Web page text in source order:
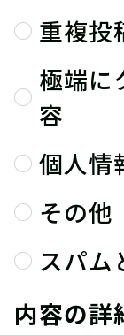
重複投
極端に
容
個人情
その他
スパム
内容の詳